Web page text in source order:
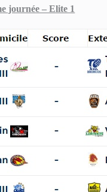
journée – Elite 1